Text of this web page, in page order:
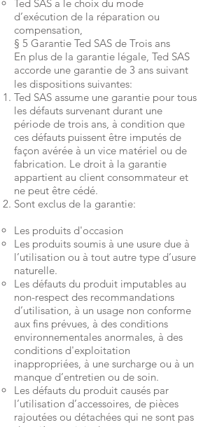
Ted SAS a le choix du mode
d’exécution de la réparation ou
compensation,
§ 5 Garantie Ted SAS de Trois ans
En plus de la garantie légale, Ted SAS
accorde une garantie de 3 ans suivant
les dispositions suivantes:
Ted SAS assume une garantie pour tous
les défauts survenant durant une
période de trois ans, à condition que
ces défauts puissent être imputés de
façon avérée à un vice matériel ou de
fabrication. Le droit à la garantie
appartient au client consommateur et
ne peut être cédé.
Sont exclus de la garantie:
Les produits d'occasion
Les produits soumis à une usure due à
l’utilisation ou à tout autre type d’usure
naturelle.
Les défauts du produit imputables au
non-respect des recommandations
d’utilisation, à un usage non conforme
aux fins prévues, à des conditions
environnementales anormales, à des
conditions d'exploitation
inappropriées, à une surcharge ou à un
manque d’entretien ou de soin.
Les défauts du produit causés par
l’utilisation d’accessoires, de pièces
rajoutées ou détachées qui ne sont pas